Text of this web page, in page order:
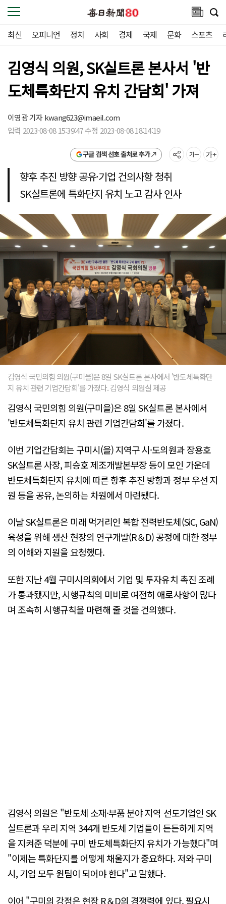
최신 오피니언 정치 사회 경제 국제 문화 스포츠
김영식 의원, SK실트론 본사서 '반
도체특화단지 유치 간담회' 가져
이영광 기자kwang623@imaeil.com
입력 2023-08-08 15:39:47 수정 2023-08-08 18:14:19
구글 검색 선호 출처로 추가
향후 추진 방향 공유·기업 건의사항 청취
SK실트론에 특화단지 유치 노고 감사 인사
김영식 국민의힘 의원(구미을)은 8일 SK실트론 본사에서 '반도체특화단
지 유치 관련 기업간담회'를 가졌다. 김영식 의원실 제공
김영식 국민의힘 의원(구미을)은 8일 SK실트론 본사에서
'반도체특화단지 유치 관련 기업간담회'를 가졌다.
이번 기업간담회는 구미시(을) 지역구 시·도의원과 장용호
SK실트론 사장, 피승호 제조개발본부장 등이 모인 가운데
반도체특화단지 유치에 따른 향후 추진 방향과 정부 우선 지
원 등을 공유, 논의하는 차원에서 마련됐다.
이날 SK실트론은 미래 먹거리인 복합 전력반도체(SiC, GaN)
육성을 위해 생산 현장의 연구개발(R＆D) 공정에 대한 정부
의 이해와 지원을 요청했다.
또한 지난 4월 구미시의회에서 기업 및 투자유치 촉진 조례
가 통과됐지만, 시행규칙의 미비로 여전히 애로사항이 많다
며 조속히 시행규칙을 마련해 줄 것을 건의했다.
김영식 의원은 "반도체 소재·부품 분야 지역 선도기업인 SK
실트론과 우리 지역 344개 반도체 기업들이 든든하게 지역
을 지켜준 덕분에 구미 반도체특화단지 유치가 가능했다"며
"이제는 특화단지를 어떻게 채울지가 중요하다. 저와 구미
시, 기업 모두 원팀이 되어야 한다"고 말했다.
이어 "구미의 강점은 현장 R＆D의 경쟁력에 있다. 필요시